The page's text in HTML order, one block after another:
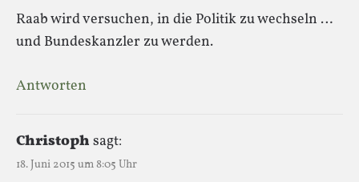
Raab wird versuchen, in die Politik zu wechseln …
und Bundeskanzler zu werden.
Antworten
Christoph sagt:
18. Juni 2015 um 8:05 Uhr